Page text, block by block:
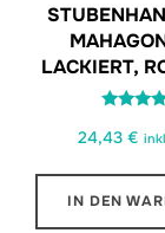
LACKIERT,
mit
24,43€
IN DEN